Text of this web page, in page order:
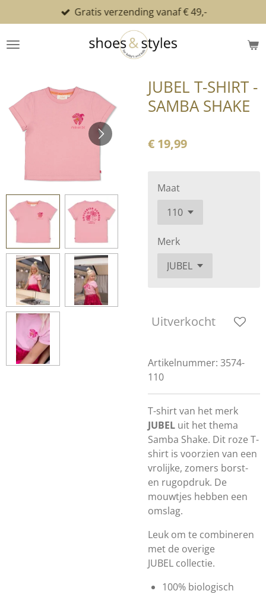
direct
naar
Gratis verzending vanaf € 49,-
JUBEL T-SHIRT -
SAMBA SHAKE
€ 19,99
Maat
Merk
Uitverkocht
Artikelnummer: 3574-
110
T-shirt van het merk
JUBEL uit het thema
Samba Shake. Dit roze T-
shirt is voorzien van een
vrolijke, zomers borst-
en rugopdruk. De
mouwtjes hebben een
omslag.
Leuk om te combineren
met de overige
JUBEL collectie.
100% biologisch